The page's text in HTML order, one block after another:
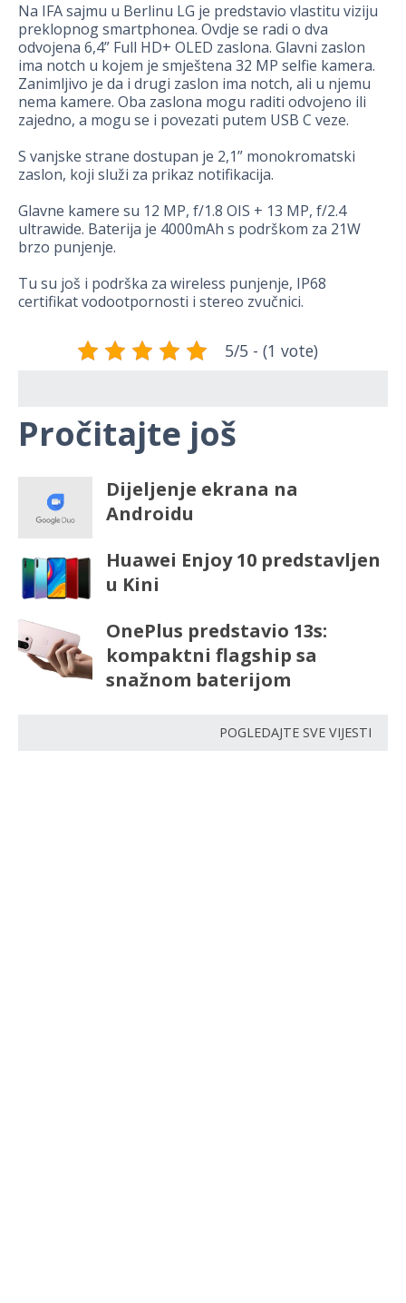
Na IFA sajmu u Berlinu LG je predstavio vlastitu viziju
preklopnog smartphonea. Ovdje se radi o dva
odvojena 6,4” Full HD+ OLED zaslona. Glavni zaslon
ima notch u kojem je smještena 32 MP selfie kamera.
Zanimljivo je da i drugi zaslon ima notch, ali u njemu
nema kamere. Oba zaslona mogu raditi odvojeno ili
zajedno, a mogu se i povezati putem USB C veze.
S vanjske strane dostupan je 2,1” monokromatski
zaslon, koji služi za prikaz notifikacija.
Glavne kamere su 12 MP, f/1.8 OIS + 13 MP, f/2.4
ultrawide. Baterija je 4000mAh s podrškom za 21W
brzo punjenje.
Tu su još i podrška za wireless punjenje, IP68
certifikat vodootpornosti i stereo zvučnici.
5/5 - (1 vote)
Pročitajte još
Dijeljenje ekrana na
Androidu
Huawei Enjoy 10 predstavljen
u Kini
OnePlus predstavio 13s:
kompaktni flagship sa
snažnom baterijom
POGLEDAJTE SVE VIJESTI